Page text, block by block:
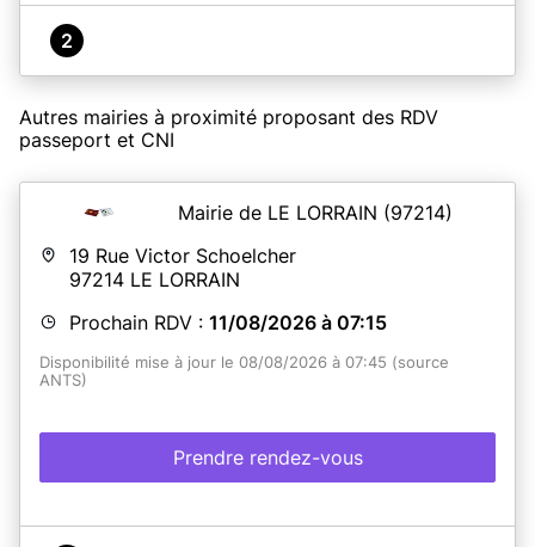
2
Autres mairies à proximité proposant des RDV
passeport et CNI
Mairie de LE LORRAIN (97214)
19 Rue Victor Schoelcher
97214 LE LORRAIN
Prochain RDV : 11/08/2026 à 07:15
Disponibilité mise à jour le 08/08/2026 à 07:45 (source
ANTS)
Prendre rendez-vous